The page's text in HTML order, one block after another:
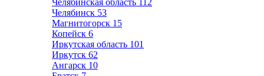
Челябинская область 112
Челябинск 53
Магнитогорск 15
Копейск 6
Иркутская область 101
Иркутск 62
Ангарск 10